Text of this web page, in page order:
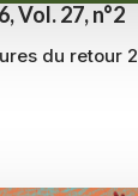
Vol. 27, n°2
du retour 2